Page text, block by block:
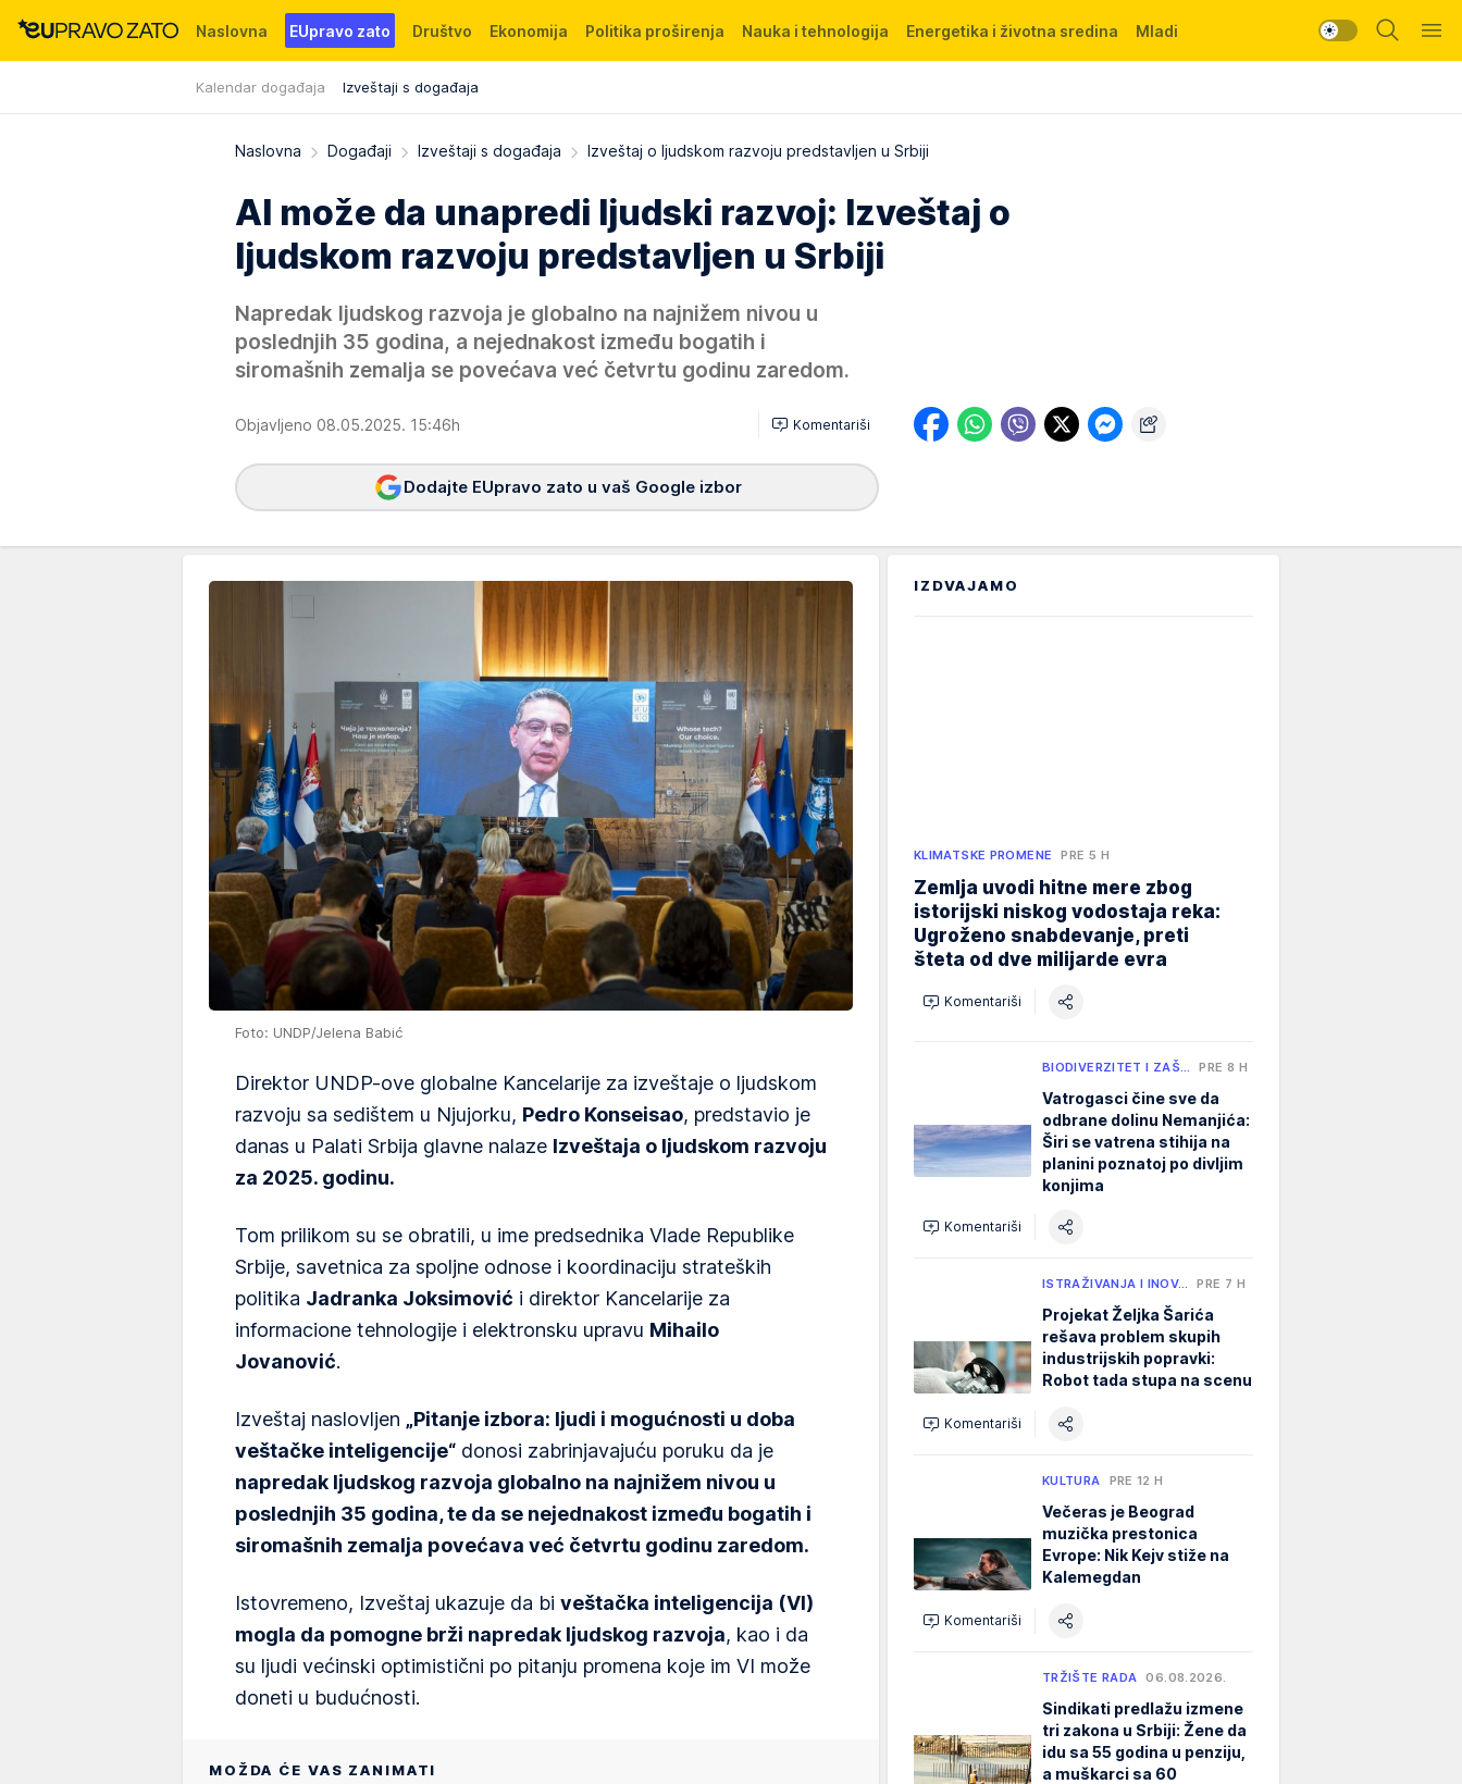
Naslovna EUpravo zato Društvo Ekonomija Politika proširenja Nauka i tehnologija Energetika i životna sredina Mladi
Događaji
Kalendar događaja Izveštaji s događaja
News WMG fondacija
Naslovna Događaji Izveštaji s događaja Izveštaj o ljudskom razvoju predstavljen u Srbiji
AI može da unapredi ljudski razvoj: Izveštaj o
ljudskom razvoju predstavljen u Srbiji
Napredak ljudskog razvoja je globalno na najnižem nivou u
poslednjih 35 godina, a nejednakost između bogatih i
siromašnih zemalja se povećava već četvrtu godinu zaredom.
Objavljeno 08.05.2025. 15:46h Komentariši
Dodajte EUpravo zato u vaš Google izbor
Foto: UNDP/Jelena Babić
Direktor UNDP-ove globalne Kancelarije za izveštaje o ljudskom
razvoju sa sedištem u Njujorku, Pedro Konseisao, predstavio je
danas u Palati Srbija glavne nalaze Izveštaja o ljudskom razvoju
za 2025. godinu.
Tom prilikom su se obratili, u ime predsednika Vlade Republike
Srbije, savetnica za spoljne odnose i koordinaciju strateških
politika Jadranka Joksimović i direktor Kancelarije za
informacione tehnologije i elektronsku upravu Mihailo
Jovanović.
Izveštaj naslovljen „Pitanje izbora: ljudi i mogućnosti u doba
veštačke inteligencije“ donosi zabrinjavajuću poruku da je
napredak ljudskog razvoja globalno na najnižem nivou u
poslednjih 35 godina, te da se nejednakost između bogatih i
siromašnih zemalja povećava već četvrtu godinu zaredom.
Istovremeno, Izveštaj ukazuje da bi veštačka inteligencija (VI)
mogla da pomogne brži napredak ljudskog razvoja, kao i da
su ljudi većinski optimistični po pitanju promena koje im VI može
doneti u budućnosti.
MOŽDA ĆE VAS ZANIMATI
IZDVAJAMO
KLIMATSKE PROMENE PRE 5 H
Zemlja uvodi hitne mere zbog
istorijski niskog vodostaja reka:
Ugroženo snabdevanje, preti
šteta od dve milijarde evra
Komentariši
BIODIVERZITET I ZAŠ… PRE 8 H
Vatrogasci čine sve da
odbrane dolinu Nemanjića:
Širi se vatrena stihija na
planini poznatoj po divljim
konjima
Komentariši
ISTRAŽIVANJA I INOV… PRE 7 H
Projekat Željka Šarića
rešava problem skupih
industrijskih popravki:
Robot tada stupa na scenu
Komentariši
KULTURA PRE 12 H
Večeras je Beograd
muzička prestonica
Evrope: Nik Kejv stiže na
Kalemegdan
Komentariši
TRŽIŠTE RADA 06.08.2026.
Sindikati predlažu izmene
tri zakona u Srbiji: Žene da
idu sa 55 godina u penziju,
a muškarci sa 60